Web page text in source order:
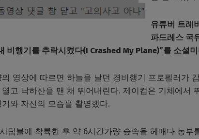
유튜버 트레
파드레스 국
비행기를 추락시켰다(I Crashed My Plane)”를 소셜
의 영상에 따르면 하늘을 날던 경비행기 프로펠러가
고 낙하산을 맨 채 뛰어내린다. 제이컵은 기체에서
와 자신의 모습을 촬영했다.
덤불에 착륙한 후 약 6시간가량 숲속을 헤매다 농부